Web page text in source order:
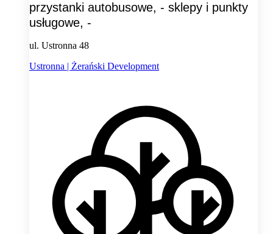
przystanki autobusowe, - sklepy i punkty
usługowe, -
ul. Ustronna 48
Ustronna | Żerański Development